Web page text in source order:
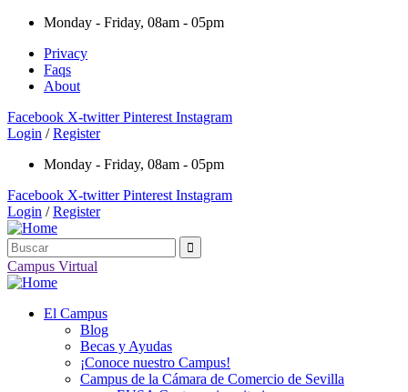
Monday - Friday, 08am - 05pm
Privacy
Faqs
About
Facebook X-twitter Pinterest Instagram
Login / Register
Monday - Friday, 08am - 05pm
Facebook X-twitter Pinterest Instagram
Login / Register
Campus Virtual
El Campus
Blog
Becas y Ayudas
¡Conoce nuestro Campus!
Campus de la Cámara de Comercio de Sevilla